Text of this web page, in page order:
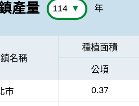
產量 年
名稱
種植面積
公頃
市 0.37